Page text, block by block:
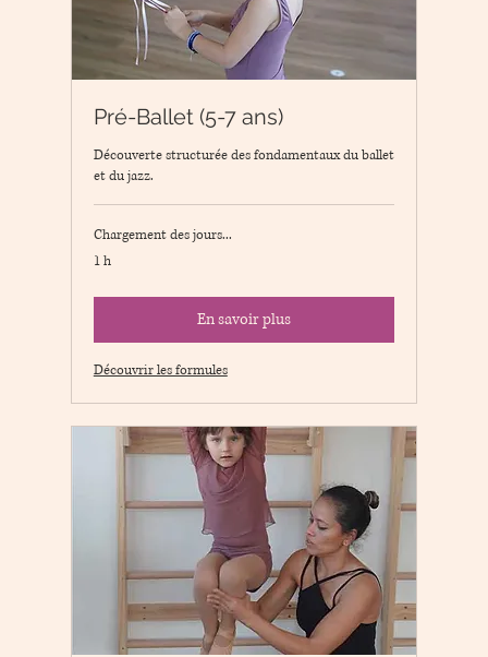
Pré-Ballet (5-7 ans)
Découverte structurée des fondamentaux du ballet
et du jazz.
Chargement des jours...
1 h
En savoir plus
Découvrir les formules